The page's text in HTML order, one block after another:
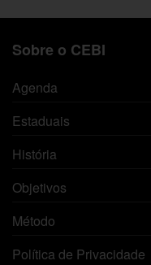
Sobre o CEBI
Agenda
Estaduais
História
Objetivos
Método
Política de Privacidade